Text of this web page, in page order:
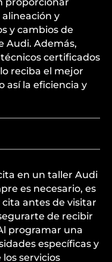
alineación y
y cambios de
Audi. Además,
certificados
reciba el mejor
así la eficiencia y
en un taller Audi
es necesario, es
antes de visitar
de recibir
programar una
específicas y
servicios